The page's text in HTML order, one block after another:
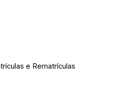
e Rematrículas